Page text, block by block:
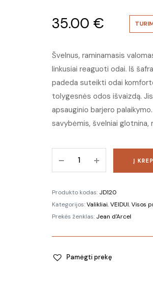
35.00 €
Švelnus, raminamasis
linkusiai reaguoti odai. Iš
padeda suteikti odai
tolygesnės odos išvaizdą.
apsauginio barjero
savybėmis, švelniai glotnina,
Švelnus
pienelis
jautriai
ir
odai
Mild
Į
Produkto kodas: JD120
Kategorijos:Valikliai,VEIDUI,Visos
Prekės ženklas: Jean d'Arcel
Pamėgti prekę